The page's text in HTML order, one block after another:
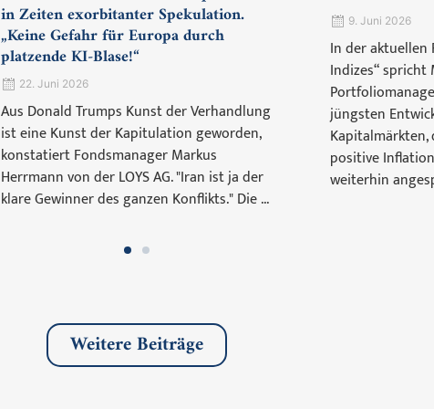
in Zeiten exorbitanter Spekulation.
„Keine Gefahr für Europa durch
platzende KI-Blase!“
22. Juni 2026
Aus Donald Trumps Kunst der Verhandlung
ist eine Kunst der Kapitulation geworden,
konstatiert Fondsmanager Markus
Herrmann von der LOYS AG. "Iran ist ja der
klare Gewinner des ganzen Konflikts." Die ...
9. Juni 2026
In der aktuellen
Indizes“ spricht
jüngsten
Kapitalmärkten,
positive
weiterhin
Weitere Beiträge